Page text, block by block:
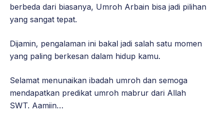
berbeda dari biasanya, Umroh Arbain bisa jadi pilihan
yang sangat tepat.
Dijamin, pengalaman ini bakal jadi salah satu momen
yang paling berkesan dalam hidup kamu.
Selamat menunaikan ibadah umroh dan semoga
mendapatkan predikat umroh mabrur dari Allah
SWT. Aamiin…